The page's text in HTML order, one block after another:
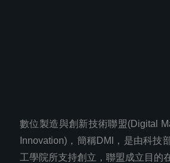
數位製造與創新技術聯盟(Digital
Innovation)，簡稱DMI，是由科技
工學院所支持創立，聯盟成立目的